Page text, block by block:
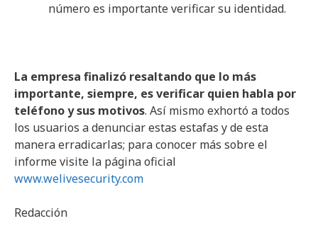
número es importante verificar su identidad.
La empresa finalizó resaltando que lo más
importante, siempre, es verificar quien habla por
teléfono y sus motivos. Así mismo exhortó a todos
los usuarios a denunciar estas estafas y de esta
manera erradicarlas; para conocer más sobre el
informe visite la página oficial
www.welivesecurity.com
Redacción